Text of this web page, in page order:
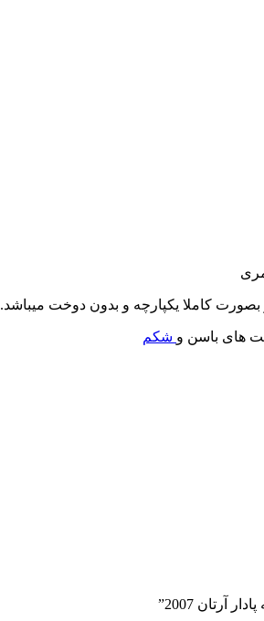
کاملا یکپارچه و بدون دوخت میباشد.
های باسن و شکم
2007”